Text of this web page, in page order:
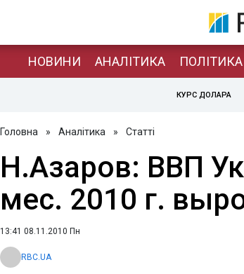
НОВИНИ АНАЛІТИКА ПОЛІТИКА
КУРС ДОЛАРА
Головна » Аналітика » Статті
Н.Азаров: ВВП
мес. 2010 г.
13:41 08.11.2010 Пн
RBC.UA